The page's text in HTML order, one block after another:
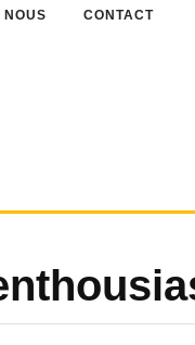
NOUS CONTACT